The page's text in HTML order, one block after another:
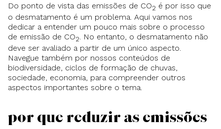
Do ponto de vista das emissões de CO2 é por isso que
o desmatamento é um problema. Aqui vamos nos
dedicar a entender um pouco mais sobre o processo
de emissão de CO2
. No entanto, o desmatamento não
deve ser avaliado a partir de um único aspecto.
Navegue também por nossos conteúdos de
biodiversidade, ciclos de formação de chuvas,
sociedade, economia, para compreender outros
aspectos importantes sobre o tema.
Por que reduzir as emissões